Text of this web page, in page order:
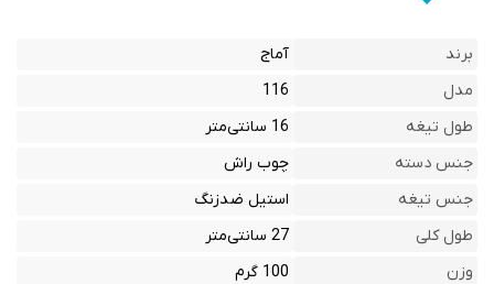
برند
آماج
مدل
116
طول تیغه
16 سانتی‌متر
جنس دسته
چوب راش
جنس تیغه
استیل ضدزنگ
طول کلی
27 سانتی‌متر
وزن
100 گرم